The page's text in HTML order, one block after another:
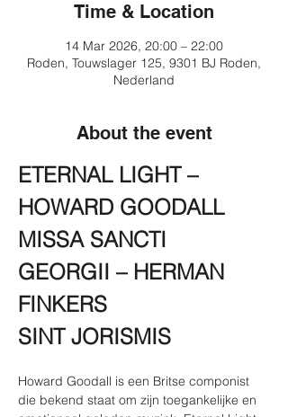
Time & Location
14 Mar 2026, 20:00 – 22:00
Roden, Touwslager 125, 9301 BJ Roden,
Nederland
About the event
ETERNAL LIGHT –
HOWARD GOODALL
MISSA SANCTI
GEORGII – HERMAN
FINKERS
SINT JORISMIS
Howard Goodall is een Britse componist
die bekend staat om zijn toegankelijke en